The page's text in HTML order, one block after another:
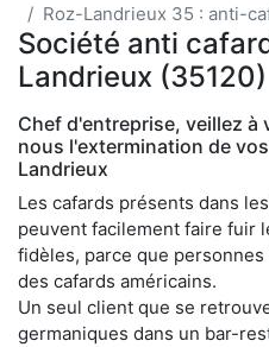
Roz-Landrieux 35 : anti-
Société anti
Landrieux (35120)
Chef d'entreprise, veillez à
nous l'extermination de
Landrieux
Les cafards présents dans
peuvent facilement faire fuir
fidèles, parce que
des cafards américains.
Un seul client que se
germaniques dans un bar-